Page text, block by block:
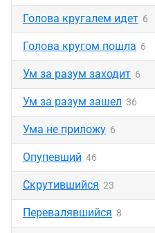
Голова кругалем идет 6
Голова кругом пошла 6
Ум за разум заходит 6
Ум за разум зашел 36
Ума не приложу 6
Опупевший 46
Скрутившийся 23
Перевалявшийся 8